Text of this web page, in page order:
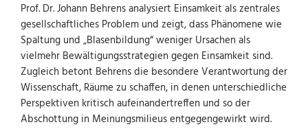
Prof. Dr. Johann Behrens analysiert Einsamkeit als zentrales
gesellschaftliches Problem und zeigt, dass Phänomene wie
Spaltung und „Blasenbildung“ weniger Ursachen als
vielmehr Bewältigungsstrategien gegen Einsamkeit sind.
Zugleich betont Behrens die besondere Verantwortung der
Wissenschaft, Räume zu schaffen, in denen unterschiedliche
Perspektiven kritisch aufeinandertreffen und so der
Abschottung in Meinungsmilieus entgegengewirkt wird.